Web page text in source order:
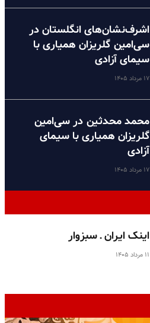
اشرف‌نشان‌های انگلستان در
سی‌امین گلریزان همیاری با
سیمای آزادی
۱۷ مرداد ۱۴۰۵
محمد محدثین در سی‌امین
گلریزان همیاری با سیمای
آزادی
۱۷ مرداد ۱۴۰۵
اینک ایران ـ سبزوار
۱۱ مرداد ۱۴۰۵